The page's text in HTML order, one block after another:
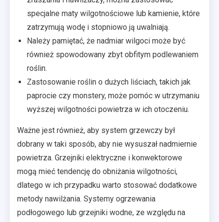
specjalne maty wilgotnościowe lub kamienie, które
zatrzymują wodę i stopniowo ją uwalniają.
Należy pamiętać, że nadmiar wilgoci może być
również spowodowany zbyt obfitym podlewaniem
roślin.
Zastosowanie roślin o dużych liściach, takich jak
paprocie czy monstery, może pomóc w utrzymaniu
wyższej wilgotności powietrza w ich otoczeniu.
Ważne jest również, aby system grzewczy był
dobrany w taki sposób, aby nie wysuszał nadmiernie
powietrza. Grzejniki elektryczne i konwektorowe
mogą mieć tendencję do obniżania wilgotności,
dlatego w ich przypadku warto stosować dodatkowe
metody nawilżania. Systemy ogrzewania
podłogowego lub grzejniki wodne, ze względu na